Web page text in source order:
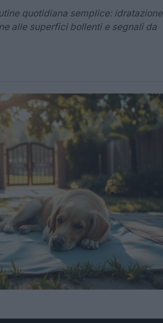
quotidiana semplice: idratazione
alle superfici bollenti e segnali da